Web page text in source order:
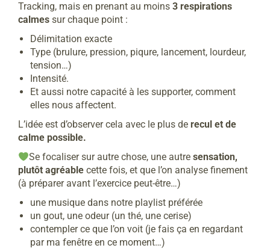
Tracking, mais en prenant au moins 3 respirations
calmes sur chaque point :
Délimitation exacte
Type (brulure, pression, piqure, lancement, lourdeur,
tension…)
Intensité.
Et aussi notre capacité à les supporter, comment
elles nous affectent.
L’idée est d’observer cela avec le plus de recul et de
calme possible.
Se focaliser sur autre chose, une autresensation,
plutôt agréable cette fois, et que l’on analyse finement
(à préparer avant l’exercice peut-être…)
une musique dans notre playlist préférée
un gout, une odeur (un thé, une cerise)
contempler ce que l’on voit (je fais ça en regardant
par ma fenêtre en ce moment…)